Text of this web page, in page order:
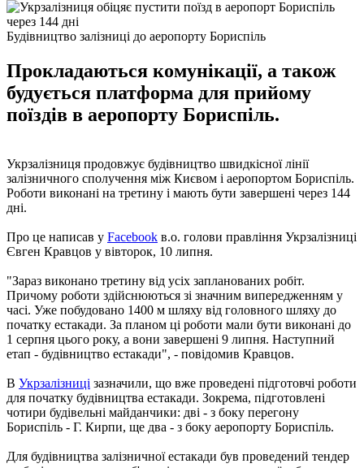
Будівництво залізниці до аеропорту Бориспіль
Прокладаються комунікації, а також
будується платформа для прийому
поїздів в аеропорту Бориспіль.
Укрзалізниця продовжує будівництво швидкісної лінії
залізничного сполучення між Києвом і аеропортом Бориспіль.
Роботи виконані на третину і мають бути завершені через 144
дні.
Про це написав у Facebook в.о. голови правління Укрзалізниці
Євген Кравцов у вівторок, 10 липня.
"Зараз виконано третину від усіх запланованих робіт.
Причому роботи здійснюються зі значним випередженням у
часі. Уже побудовано 1400 м шляху від головного шляху до
початку естакади. За планом ці роботи мали бути виконані до
1 серпня цього року, а вони завершені 9 липня. Наступний
етап - будівництво естакади", - повідомив Кравцов.
В Укрзалізниці зазначили, що вже проведені підготовчі роботи
для початку будівництва естакади. Зокрема, підготовлені
чотири будівельні майданчики: дві - з боку перегону
Бориспіль - Г. Кирпи, ще два - з боку аеропорту Бориспіль.
Для будівництва залізничної естакади був проведений тендер